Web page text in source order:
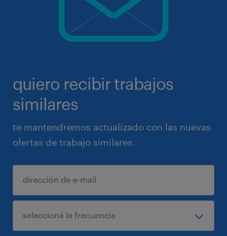
quiero recibir trabajos
similares
te mantendremos actualizado con las nuevas
ofertas de trabajo similares.